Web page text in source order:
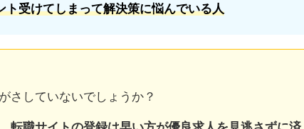
ト受けてしまって解決策に悩んでいる人
さしていないでしょうか？